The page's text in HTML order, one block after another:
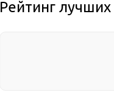
Рейтинг